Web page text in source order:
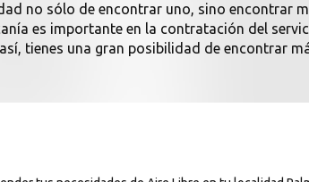
no sólo de encontrar uno, sino encontrar
es importante en la contratación del
tienes una gran posibilidad de encontrar